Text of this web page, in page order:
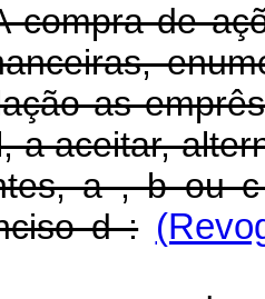
compra de
as
a aceitar,
a , b ou
d :